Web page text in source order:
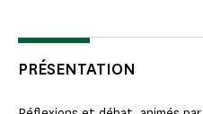
PRÉSENTATION